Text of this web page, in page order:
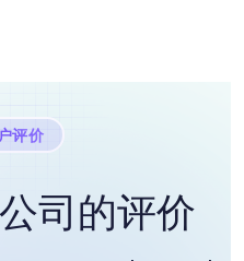
评价
司的评价